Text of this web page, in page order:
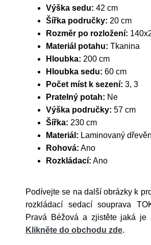
Výška sedu: 42 cm
Šířka područky: 20 cm
Rozměr po rozložení:
Materiál potahu: Tkanina
Hloubka: 200 cm
Hloubka sedu: 60 cm
Počet míst k sezení: 3, 3
Pratelný potah: Ne
Výška područky: 57 cm
Šířka: 230 cm
Materiál: Laminovaný
Rohová: Ano
Rozkládací: Ano
Podívejte se na další obrázky k
rozkládací sedací souprava
Pravá Béžová a zjistěte jaká je
Klikněte do obchodu zde.